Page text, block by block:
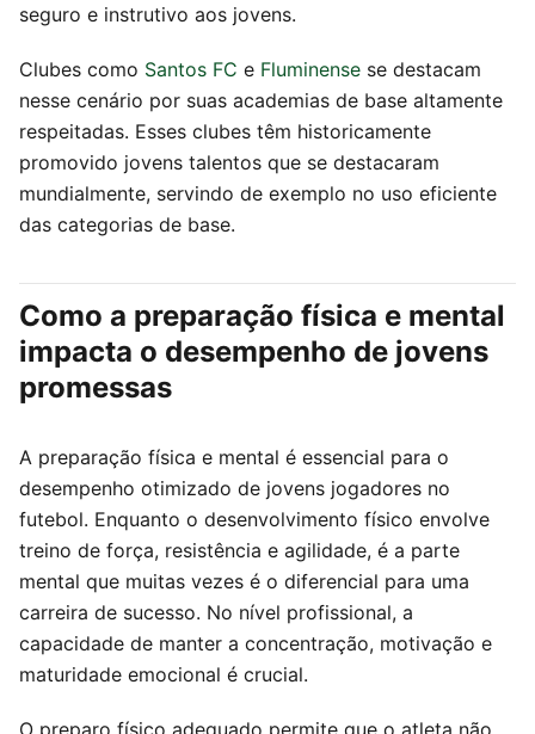
seguro e instrutivo aos jovens.
Clubes como Santos FC e Fluminense se destacam
nesse cenário por suas academias de base altamente
respeitadas. Esses clubes têm historicamente
promovido jovens talentos que se destacaram
mundialmente, servindo de exemplo no uso eficiente
das categorias de base.
Como a preparação física e mental
impacta o desempenho de jovens
promessas
A preparação física e mental é essencial para o
desempenho otimizado de jovens jogadores no
futebol. Enquanto o desenvolvimento físico envolve
treino de força, resistência e agilidade, é a parte
mental que muitas vezes é o diferencial para uma
carreira de sucesso. No nível profissional, a
capacidade de manter a concentração, motivação e
maturidade emocional é crucial.
O preparo físico adequado permite que o atleta não